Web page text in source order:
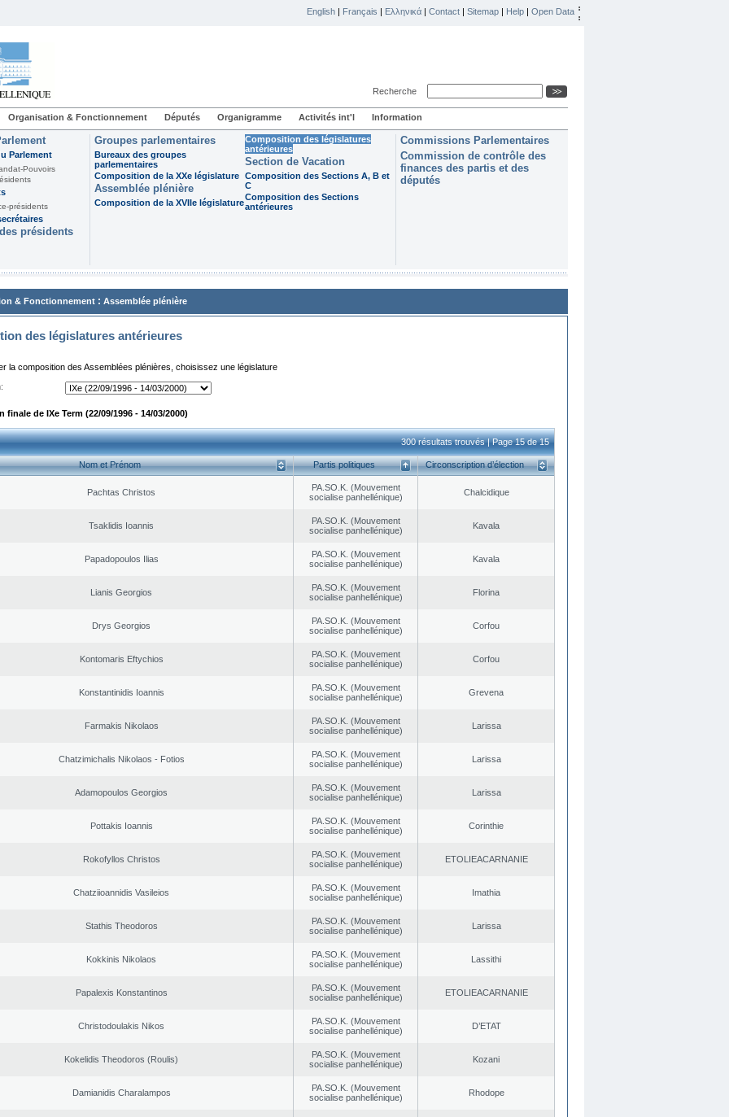
English | Français | Ελληνικά | Contact | Sitemap | Help | Open Data
Recherche
Organisation & Fonctionnement Députés Organigramme Activités int'l Information
Parlement
Pouvoirs
présidents
présidents
Groupes parlementaires
Bureaux des groupes
parlementaires
Composition de la XXe législature
Assemblée plénière
Composition de la XVIIe législature
Composition des législatures
antérieures
Section de Vacation
Composition des Sections A, B et
C
Composition des Sections
antérieures
Commissions Parlementaires
Commission de contrôle des
finances des partis et des
députés
& Fonctionnement : Assemblée plénière
des législatures antérieures
la composition des Assemblées plénières, choisissez une législature
finale de IXe Term (22/09/1996 - 14/03/2000)
300 résultats trouvés | Page 15 de 15
Nom et Prénom Partis politiques Circonscription d’élection
Pachtas Christos
PA.SO.K. (Mouvement
socialise panhellénique)
Chalcidique
Tsaklidis Ioannis
PA.SO.K. (Mouvement
socialise panhellénique)
Kavala
Papadopoulos Ilias
PA.SO.K. (Mouvement
socialise panhellénique)
Kavala
Lianis Georgios
PA.SO.K. (Mouvement
socialise panhellénique)
Florina
Drys Georgios
PA.SO.K. (Mouvement
socialise panhellénique)
Corfou
Kontomaris Eftychios
PA.SO.K. (Mouvement
socialise panhellénique)
Corfou
Konstantinidis Ioannis
PA.SO.K. (Mouvement
socialise panhellénique)
Grevena
Farmakis Nikolaos
PA.SO.K. (Mouvement
socialise panhellénique)
Larissa
Chatzimichalis Nikolaos - Fotios
PA.SO.K. (Mouvement
socialise panhellénique)
Larissa
Adamopoulos Georgios
PA.SO.K. (Mouvement
socialise panhellénique)
Larissa
Pottakis Ioannis
PA.SO.K. (Mouvement
socialise panhellénique)
Corinthie
Rokofyllos Christos
PA.SO.K. (Mouvement
socialise panhellénique)
EΤOLIEACARNANIE
Chatziioannidis Vasileios
PA.SO.K. (Mouvement
socialise panhellénique)
Imathia
Stathis Theodoros
PA.SO.K. (Mouvement
socialise panhellénique)
Larissa
Kokkinis Nikolaos
PA.SO.K. (Mouvement
socialise panhellénique)
Lassithi
Papalexis Konstantinos
PA.SO.K. (Mouvement
socialise panhellénique)
EΤOLIEACARNANIE
Christodoulakis Nikos
PA.SO.K. (Mouvement
socialise panhellénique)
D’ETAT
Kokelidis Theodoros (Roulis)
PA.SO.K. (Mouvement
socialise panhellénique)
Kozani
Damianidis Charalampos
PA.SO.K. (Mouvement
socialise panhellénique)
Rhodope